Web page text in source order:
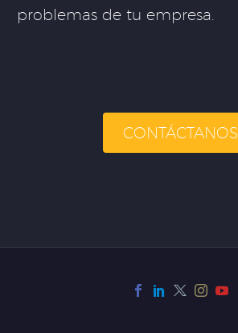
problemas de tu empresa.
CONTÁCTANOS